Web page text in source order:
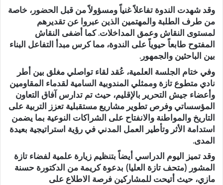
وقد شهدت الندوة تفاعلاً غنياً ومسؤولاً من قبل الحضور، خاصة
من طرف الطلبة والمهتمين الذين عبروا عن تقديرهم
لمستوى النقاش وعمق المداخلات. كما أضفى النقاش
المفتوح طابعاً حيوياً على الندوة، مما كرس مبدأ التفاعل البناء
بين الباحثين والجمهور.
وفي ختام الجلسة العلمية، عُقد لقاء تواصلي مغلق بين أطر
نادي متطوع تازة وممثلي المندوبية السامية لقدماء المقاومين
وأعضاء جيش التحرير بالإقليم، حيث تم تدارس آفاق التعاون
المؤسساتي وفرص تطوير مشاريع مستقبلية تعزز التربية على
التاريخ والمواطنة والانفتاح على الشراكات النوعية بما يضمن
استدامة الأثر وتأطير العمل المدني في رؤية استراتيجية بعيدة
المدى.
وقد تميز اليوم الدراسي أيضاً بتنظيم زيارة علمية لفضاء تازة
المشور (متحف تازة العليا) بدعوة كريمة من الدكتورة حسنة
مازي، حيث أتيحت للمشاركين فرصة الاطلاع على